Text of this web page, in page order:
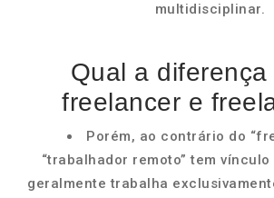
multidisciplinar.
Qual a diferença
freelancer e
Porém, ao contrário do
“trabalhador remoto” tem
geralmente trabalha